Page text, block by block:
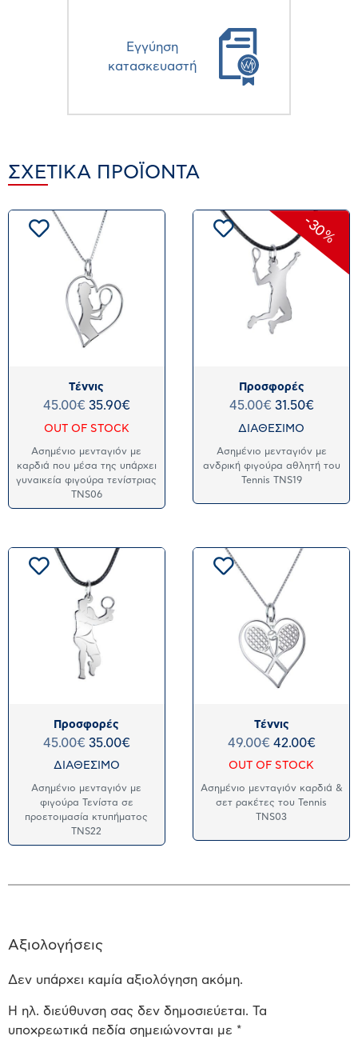
Eγγύηση
κατασκευαστή
ΣΧΕΤΙΚΆ ΠΡΟΪΌΝΤΑ
Τέννις
45.00€ 35.90€
OUT OF STOCK
Ασημένιο μενταγιόν με
καρδιά που μέσα της υπάρχει
γυναικεία φιγούρα τενίστριας
TNS06
Προσφορές
45.00€ 31.50€
-30%
ΔΙΑΘΕΣΙΜΟ
Ασημένιο μενταγιόν με
ανδρική φιγούρα αθλητή του
Tennis TNS19
Προσφορές
45.00€ 35.00€
ΔΙΑΘΕΣΙΜΟ
Ασημένιο μενταγιόν με
φιγούρα Τενίστα σε
προετοιμασία κτυπήματος
TNS22
Τέννις
49.00€ 42.00€
OUT OF STOCK
Ασημένιο μενταγιόν καρδιά &
σετ ρακέτες του Tennis
TNS03
Αξιολογήσεις
Δεν υπάρχει καμία αξιολόγηση ακόμη.
Η ηλ. διεύθυνση σας δεν δημοσιεύεται. Τα
υποχρεωτικά πεδία σημειώνονται με *